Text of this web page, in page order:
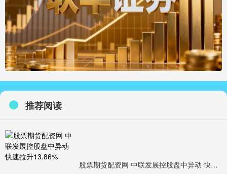
推荐阅读
股票期货配资网 中联发展控股盘中异动 快速拉升13.86%